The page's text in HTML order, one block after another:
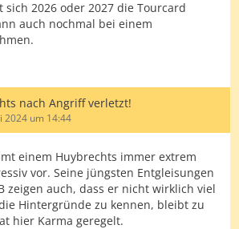
sich 2026 oder 2027 die Tourcard
auch nochmal bei einem
nach Angriff verletzt!
2024 um 14:44
einem Huybrechts immer extrem
vor. Seine jüngsten Entgleisungen
zeigen auch, dass er nicht wirklich viel
Hintergründe zu kennen, bleibt zu
hier Karma geregelt.